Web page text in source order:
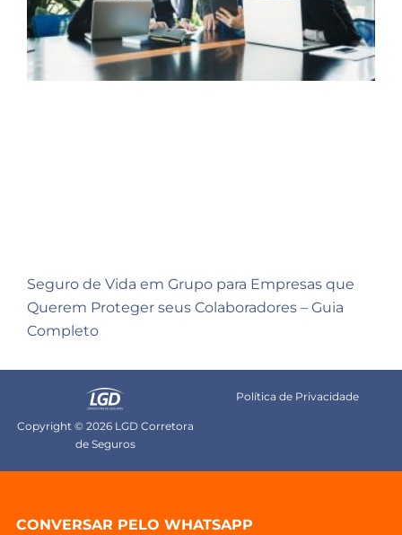
Seguro de Vida em Grupo para Empresas que
Querem Proteger seus Colaboradores – Guia
Completo
Copyright © 2026 LGD Corretora
de Seguros
Política de Privacidade
CONVERSAR PELO WHATSAPP